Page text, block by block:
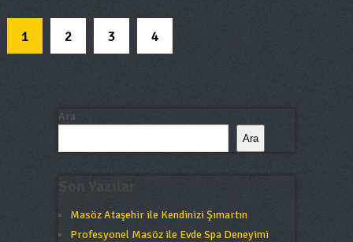
1 2 3 4
Ara
Ara
Masöz Ataşehir ile Kendinizi Şımartın
Profesyonel Masöz ile Evde Spa Deneyimi